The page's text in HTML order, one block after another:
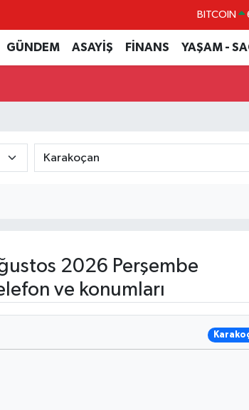
BITCOIN
DOLAR
GÜNDEM ASAYİŞ FİNANS YAŞAM -
2026 Perşembe
ve konumları